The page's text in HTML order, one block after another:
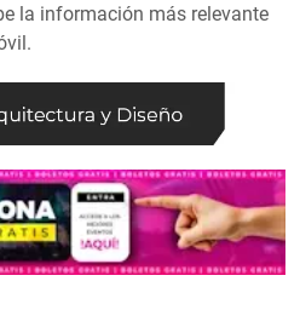
la información más relevante